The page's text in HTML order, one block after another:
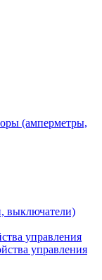
(амперметры,
выключатели)
управления